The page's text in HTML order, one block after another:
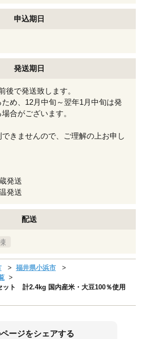
申込期日
発送期日
後で発送致します。
め、12月中旬～翌年1月中旬は発
合がございます。
きませんので、ご理解の上お申し
発送
発送
配送
福井県小浜市
ット 計2.4kg 国内産米・大豆100％使用
ージをシェアする